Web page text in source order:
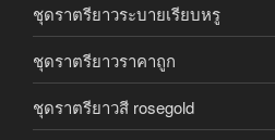
ชุดราตรียาวระบายเรียบหรู
ชุดราตรียาวราคาถูก
ชุดราตรียาวสี rosegold